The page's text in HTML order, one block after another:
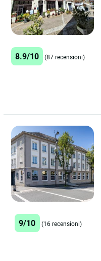
8.9/10 (87 recensioni)
9/10 (16 recensioni)